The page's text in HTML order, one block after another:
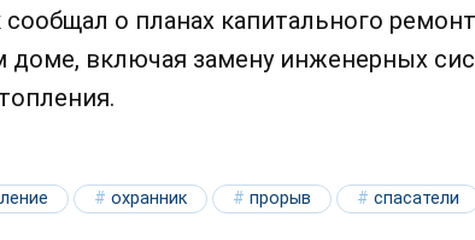
о планах капитального
доме, включая замену инженерных
охранник прорыв спасатели